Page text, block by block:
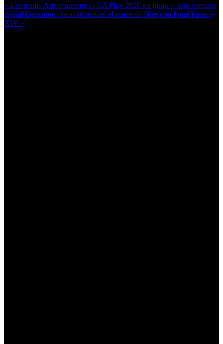
« Electronic Arts mantiene el EA Play 2020 en junio y bajo formato
digital Descubre cómo se realizó el cruce de Nier con Final Fantasy
XIV »